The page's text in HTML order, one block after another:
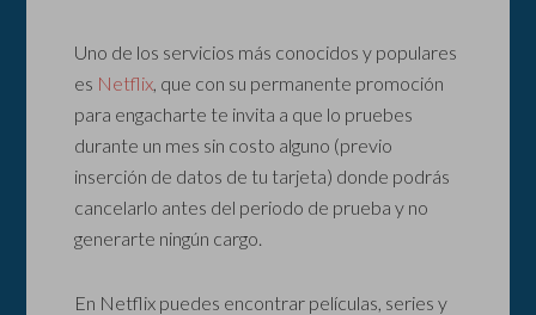
Uno de los servicios más conocidos y populares
es Netflix, que con su permanente promoción
para engacharte te invita a que lo pruebes
durante un mes sin costo alguno (previo
inserción de datos de tu tarjeta) donde podrás
cancelarlo antes del periodo de prueba y no
generarte ningún cargo.
En Netflix puedes encontrar películas, series y